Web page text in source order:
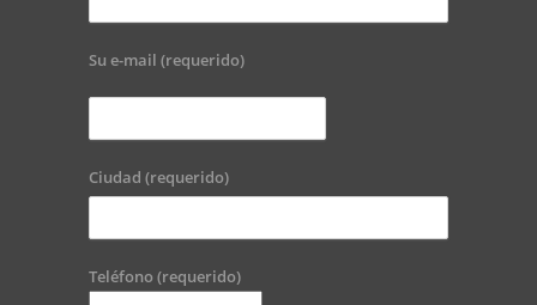
Su e-mail (requerido)
Ciudad (requerido)
Teléfono (requerido)